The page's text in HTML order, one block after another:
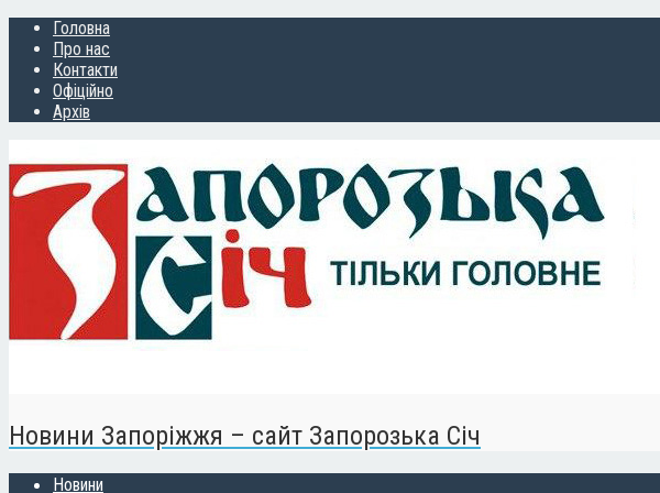
Головна
Про нас
Контакти
Офіційно
Архів
Новини Запоріжжя – сайт Запорозька Січ
Новини